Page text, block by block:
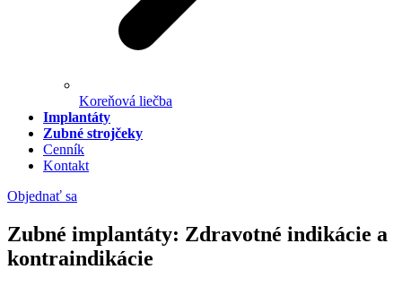
Koreňová liečba
Implantáty
Zubné strojčeky
Cenník
Kontakt
Objednať sa
Zubné implantáty: Zdravotné indikácie a
kontraindikácie